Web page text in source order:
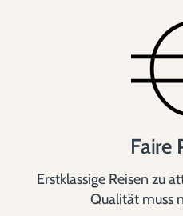
Faire
Erstklassige Reisen zu
Qualität muss